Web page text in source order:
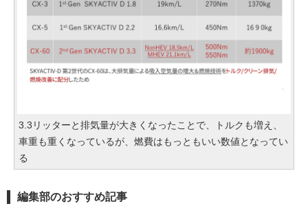
3.3リッターと排気量が大きくなったことで、トルクも増え、
車重も重くなっているが、燃費はもっともいい数値となってい
る
編集部のおすすめ記事